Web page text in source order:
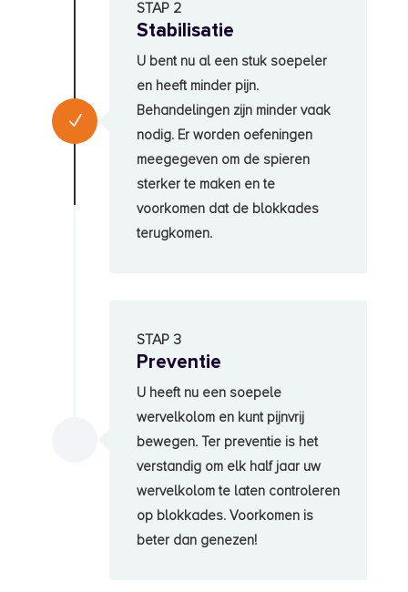
N
STAP 2
Stabilisatie
U bent nu al een stuk soepeler
en heeft minder pijn.
Behandelingen zijn minder vaak
nodig. Er worden oefeningen
meegegeven om de spieren
sterker te maken en te
voorkomen dat de blokkades
terugkomen.
STAP 3
Preventie
U heeft nu een soepele
wervelkolom en kunt pijnvrij
bewegen. Ter preventie is het
verstandig om elk half jaar uw
wervelkolom te laten controleren
op blokkades. Voorkomen is
beter dan genezen!